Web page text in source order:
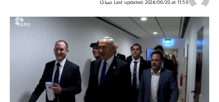
Last updated: 2024/06/20 at 11:59 صباحًا